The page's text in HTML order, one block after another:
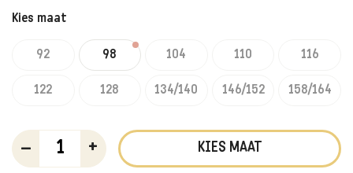
Kies maat
92 98 104 110 116
122 128 134/140 146/152 158/164
– + KIES MAAT